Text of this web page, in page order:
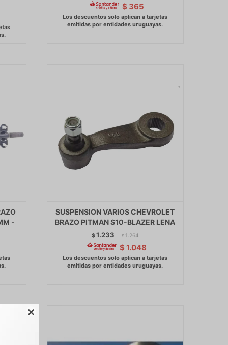

$ 365
-
SUSPENSION VARIOS CHEVROLET
BRAZO PITMAN S10-BLAZER LENA
$1.233 $ 1.264
$ 1.048